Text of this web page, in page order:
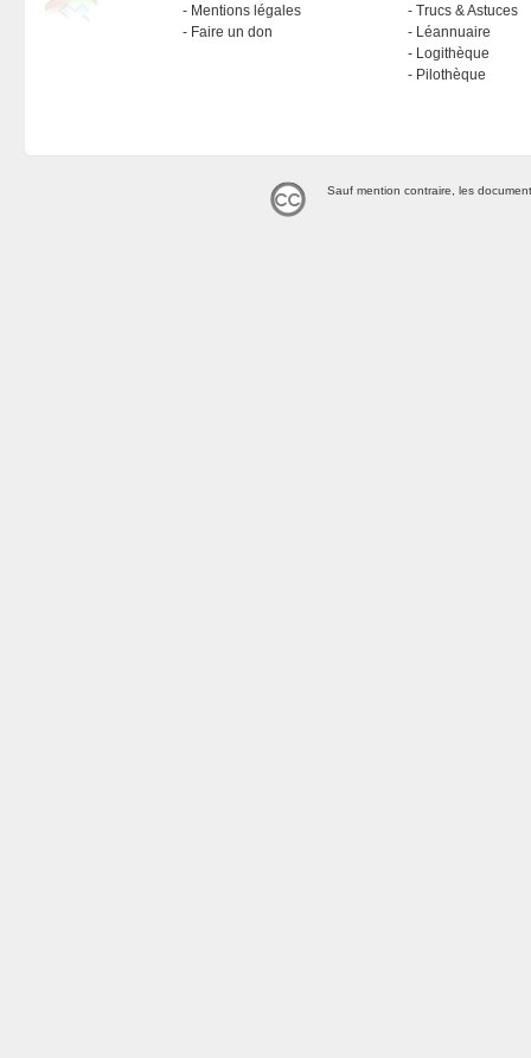
Mentions légales
Faire un don
Trucs & Astuces
Léannuaire
Logithèque
Pilothèque
Sauf mention contraire, les